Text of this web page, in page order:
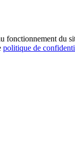
fonctionnement du
politique de